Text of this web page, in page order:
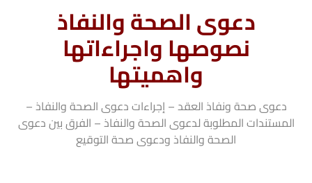
دعوى الصحة والنفاذ
نصوصها واجراءاتها
واهميتها
دعوى صحة ونفاذ العقد – إجراءات دعوى الصحة والنفاذ –
المستندات المطلوبة لدعوى الصحة والنفاذ – الفرق بين دعوى
الصحة والنفاذ ودعوى صحة التوقيع